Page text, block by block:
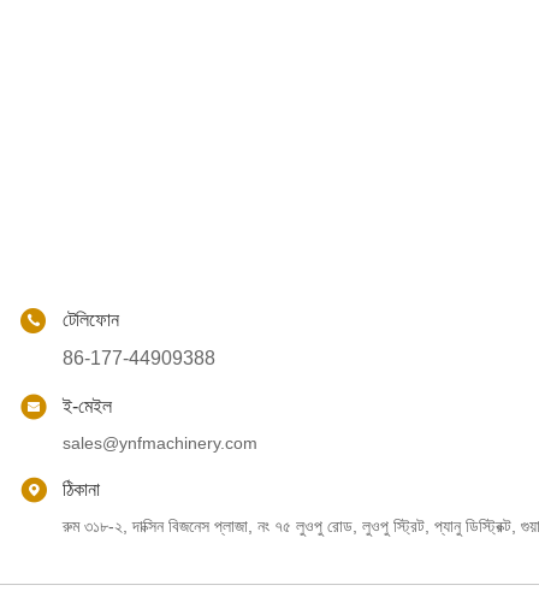
টেলিফোন
86-177-44909388
ই-মেইল
sales@ynfmachinery.com
ঠিকানা
রুম ৩১৮-২, দাক্সিন বিজনেস প্লাজা, নং ৭৫ লুওপু রোড, লুওপু স্ট্রিট, প্যানু ডিস্ট্রিক্ট,